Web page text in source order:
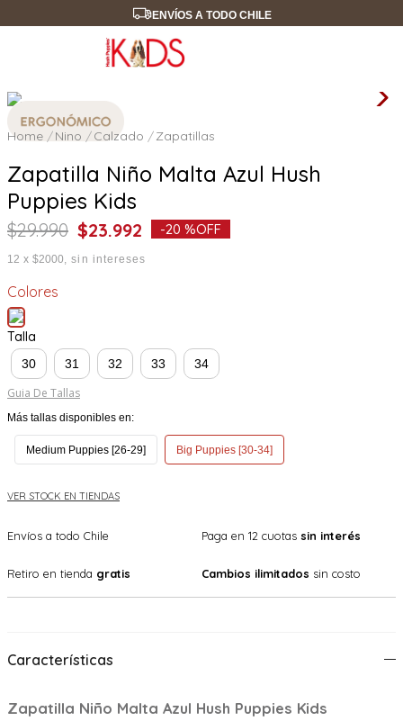
ENVÍOS A TODO CHILE
Nino Calzado Zapatillas
Zapatilla Niño Malta Azul Hush
Puppies Kids
$29.990 $23.992 -20 %OFF
12 x $2000 sin intereses
Colores
Talla
30 31 32 33 34
Guia De Tallas
Más tallas disponibles en:
Medium Puppies [26-29] Big Puppies [30-34]
VER STOCK EN TIENDAS
Envíos a todo Chile Paga en 12 cuotas sin interés
Retiro en tienda gratis Cambios ilimitados sin costo
Características
Zapatilla Niño Malta Azul Hush Puppies Kids